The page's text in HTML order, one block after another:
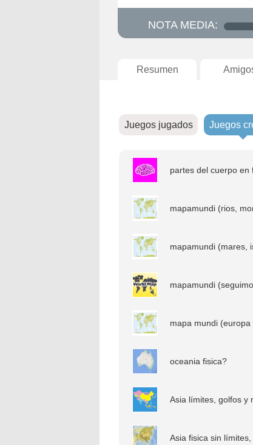
NOTA MEDIA:
Resumen
Juegos jugados Juegos
partes del cuerpo en
mapamundi (rios,
mapamundi (mares,
mapamundi
mapa mundi
oceania fisica?
Asia límites, golfos y
Asia fisica sin